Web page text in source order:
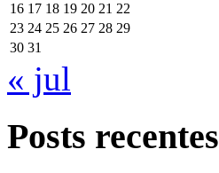
16 17 18 19 20 21 22
23 24 25 26 27 28 29
30 31
« jul
Posts recentes